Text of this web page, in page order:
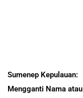
Sumenep Kepulauan:
Mengganti Nama atau